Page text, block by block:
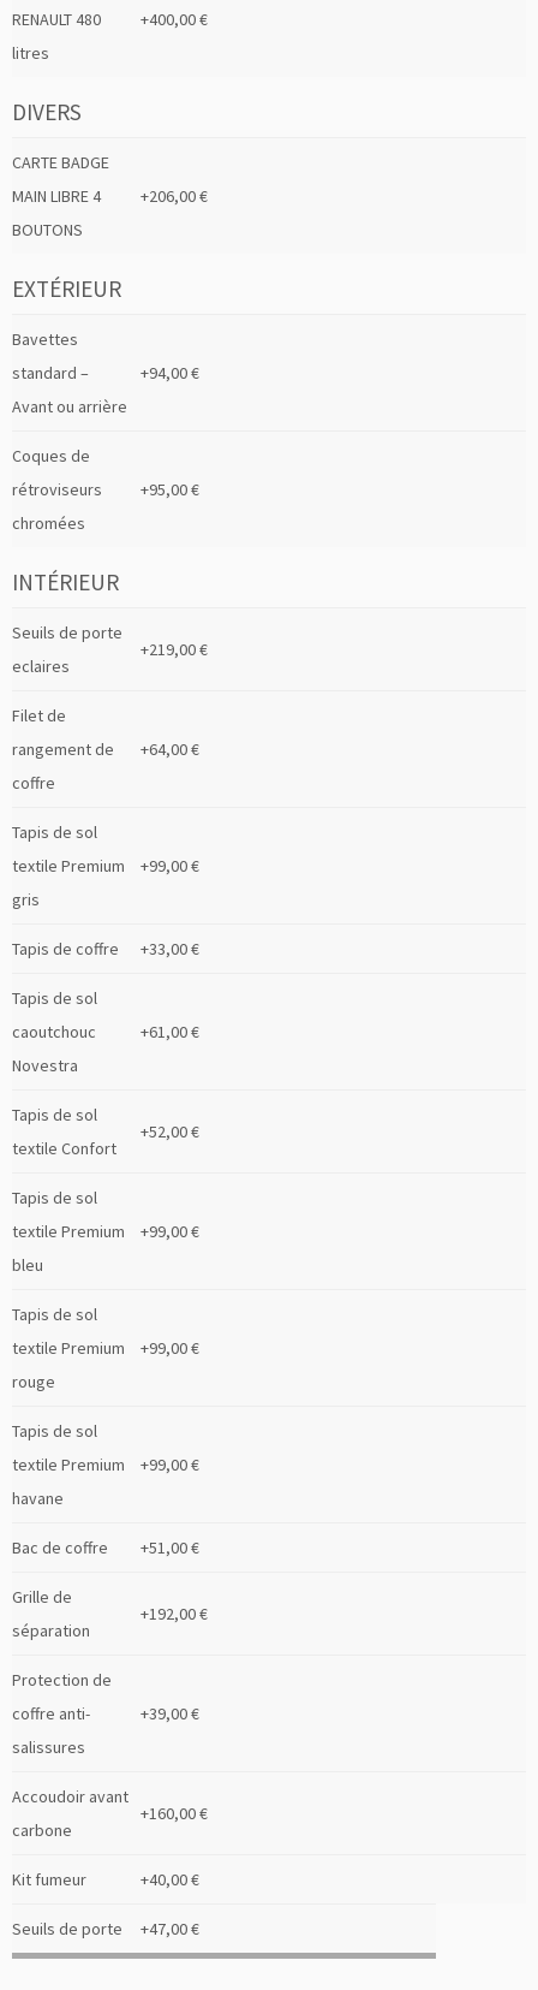
RENAULT 480
litres
+400,00 €
DIVERS
CARTE BADGE
MAIN LIBRE 4
BOUTONS
+206,00 €
EXTÉRIEUR
Bavettes
standard –
Avant ou arrière
+94,00 €
Coques de
rétroviseurs
chromées
+95,00 €
INTÉRIEUR
Seuils de porte
eclaires
+219,00 €
Filet de
rangement de
coffre
+64,00 €
Tapis de sol
textile Premium
gris
+99,00 €
Tapis de coffre +33,00 €
Tapis de sol
caoutchouc
Novestra
+61,00 €
Tapis de sol
textile Confort
+52,00 €
Tapis de sol
textile Premium
bleu
+99,00 €
Tapis de sol
textile Premium
rouge
+99,00 €
Tapis de sol
textile Premium
havane
+99,00 €
Bac de coffre +51,00 €
Grille de
séparation
+192,00 €
Protection de
coffre anti-
salissures
+39,00 €
Accoudoir avant
carbone
+160,00 €
Kit fumeur +40,00 €
Seuils de porte +47,00 €